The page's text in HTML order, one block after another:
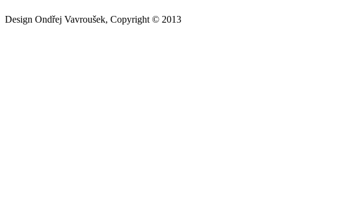
Design Ondřej Vavroušek, Copyright © 2013